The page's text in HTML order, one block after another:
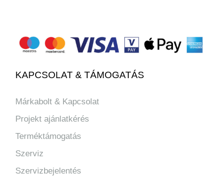
KAPCSOLAT & TÁMOGATÁS
Márkabolt & Kapcsolat
Projekt ajánlatkérés
Terméktámogatás
Szerviz
Szervizbejelentés